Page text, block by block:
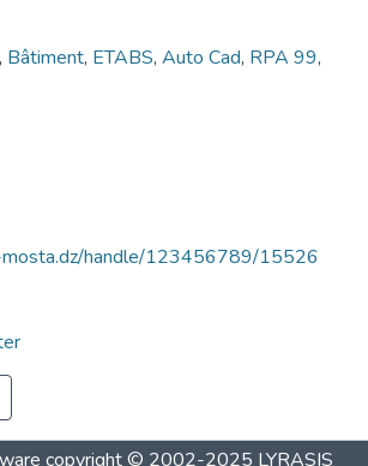
, Bâtiment, ETABS, Auto Cad, RPA 99,
handle/123456789/15526
copyright © 2002-2025 LYRASIS